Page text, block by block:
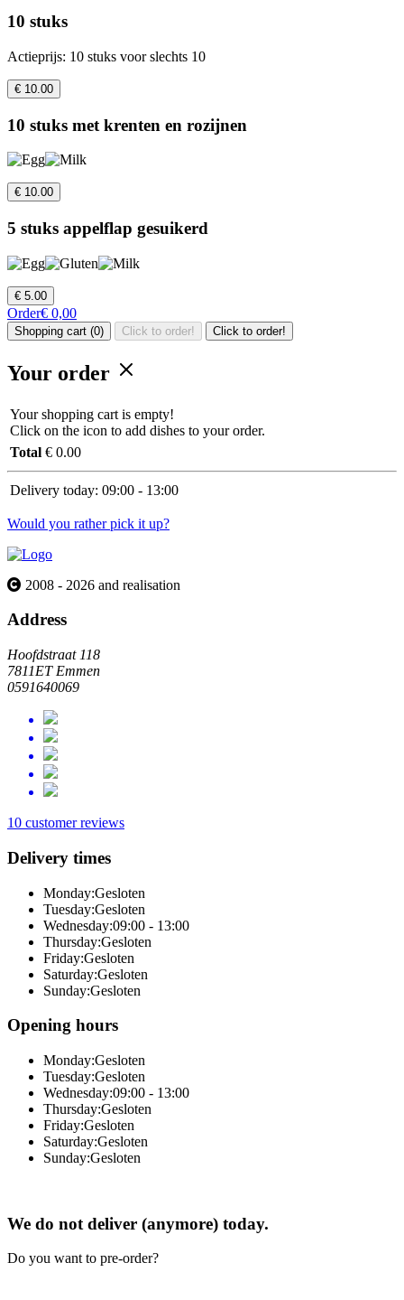
10 stuks
Actieprijs: 10 stuks voor slechts 10
€ 10.00
10 stuks met krenten en rozijnen
€ 10.00
5 stuks appelflap gesuikerd
€ 5.00
Order€ 0,00
Shopping cart (0) Click to order! Click to order!
Your order
Your shopping cart is empty!
Click on the icon to add dishes to your order.
Total € 0.00
Delivery today: 09:00 - 13:00
Would you rather pick it up?
2008 - 2026 and realisation
Address
Hoofdstraat 118
7811ET Emmen
0591640069
10 customer reviews
Delivery times
Monday:Gesloten
Tuesday:Gesloten
Wednesday:09:00 - 13:00
Thursday:Gesloten
Friday:Gesloten
Saturday:Gesloten
Sunday:Gesloten
Opening hours
Monday:Gesloten
Tuesday:Gesloten
Wednesday:09:00 - 13:00
Thursday:Gesloten
Friday:Gesloten
Saturday:Gesloten
Sunday:Gesloten
We do not deliver (anymore) today.
Do you want to pre-order?